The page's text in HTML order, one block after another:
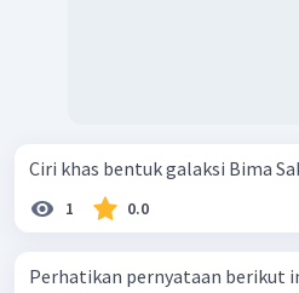
Ciri khas bentuk galaksi Bima
1 0.0
Perhatikan pernyataan berikut ini ! Galaksi terdiri